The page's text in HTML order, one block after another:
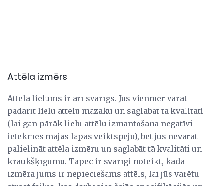
Attēla izmērs
Attēla lielums ir arī svarīgs. Jūs vienmēr varat
padarīt lielu attēlu mazāku un saglabāt tā kvalitāti
(lai gan pārāk lielu attēlu izmantošana negatīvi
ietekmēs mājas lapas veiktspēju), bet jūs nevarat
palielināt attēla izmēru un saglabāt tā kvalitāti un
kraukšķīgumu. Tāpēc ir svarīgi noteikt, kāda
izmēra jums ir nepieciešams attēls, lai jūs varētu